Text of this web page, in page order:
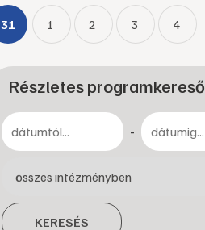
31 1 2 3 4
Részletes programkereső
-
KERESÉS